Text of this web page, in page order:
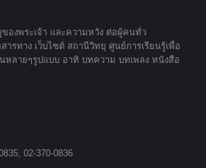
ของพระเจ้า และความหวัง ต่อผู้คนทั่ว
ารทาง เว็บไซต์ สถานีวิทยุ ศูนย์การเรียนรู้เพื่อ
หลายๆรูปแบบ อาทิ บทความ บทเพลง หนังสือ
02-370-0836